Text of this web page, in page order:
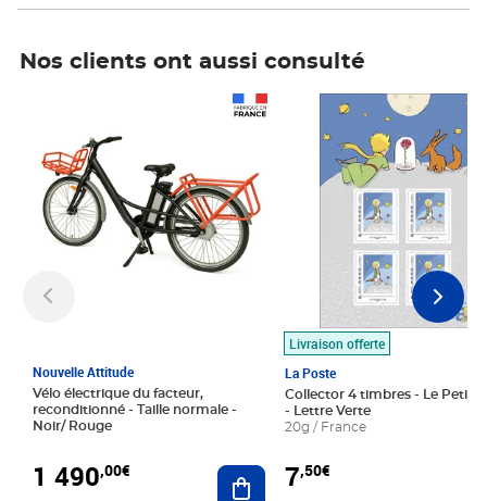
Nos clients ont aussi consulté
Nouvelle Attitude
Vélo électrique du facteur,
reconditionné - Taille normale -
Noir/ Rouge
1 490,00€ Ajouter au panier
Livraison offerte
La Poste
Collector 4 timbres - Le Petit
- Lettre Verte
20g / France
7,50€
Prix 7,50€